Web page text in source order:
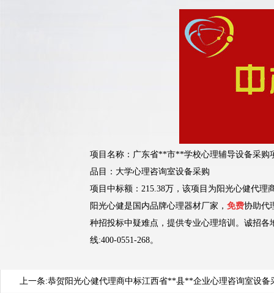
项目名称： 广东省**市**学校心理辅导设备采购
品目：大学心理咨询室设备采购
项目中标额：215.38万，该项目为阳光心健代理
阳光心健是国内品牌心理器材厂家， 免费协助代
种招投标中疑难点，提供专业心理培训。诚招各
线:400-0551-268。
上一条:恭贺阳光心健代理商中标江西省**县**企业心理咨询室设备